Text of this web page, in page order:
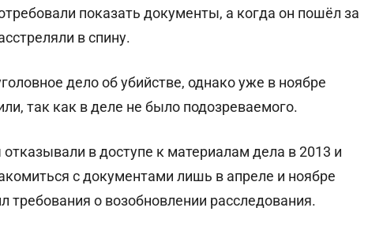
показать документы, а когда он пошёл за
в спину.
дело об убийстве, однако уже в ноябре
так как в деле не было подозреваемого.
в доступе к материалам дела в 2013 и
с документами лишь в апреле и ноябре
требования о возобновлении расследования.